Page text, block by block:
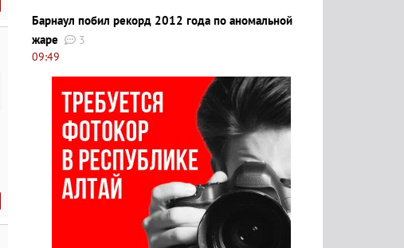
Барнаул побил рекорд 2012 года по аномальной
жаре
3
09:49